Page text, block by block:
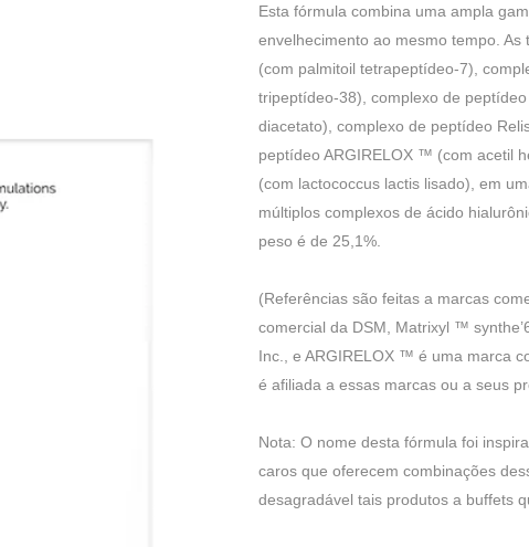
Esta fórmula combina uma ampla
envelhecimento ao mesmo tempo.
(com palmitoil tetrapeptídeo-7),
tripeptídeo-38), complexo de
diacetato), complexo de peptídeo
peptídeo ARGIRELOX ™ (com acetil
(com lactococcus lactis lisado), em
múltiplos complexos de ácido
peso é de 25,1%.
(Referências são feitas a marcas
comercial da DSM, Matrixyl ™
Inc., e ARGIRELOX ™ é uma marca
é afiliada a essas marcas ou a seus
Nota: O nome desta fórmula foi
caros que oferecem combinações
desagradável tais produtos a buffets